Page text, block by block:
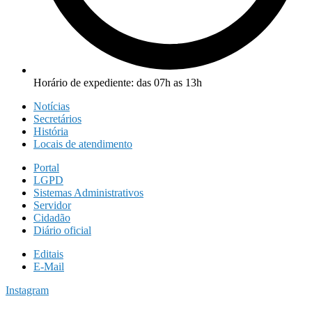
Horário de expediente: das 07h as 13h
Notícias
Secretários
História
Locais de atendimento
Portal
LGPD
Sistemas Administrativos
Servidor
Cidadão
Diário oficial
Editais
E-Mail
Instagram